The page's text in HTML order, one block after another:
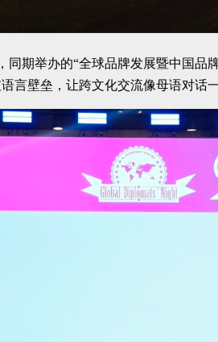
同期举办的“全球品牌发展暨中国
言壁垒，让跨文化交流像母语对话